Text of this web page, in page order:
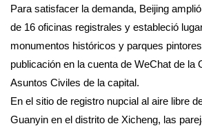
Para satisfacer la demanda, Beijing
de 16 oficinas registrales y estableció
monumentos históricos y parques
publicación en la cuenta de WeChat de la
Asuntos Civiles de la capital.
En el sitio de registro nupcial al aire libre
Guanyin en el distrito de Xicheng, las